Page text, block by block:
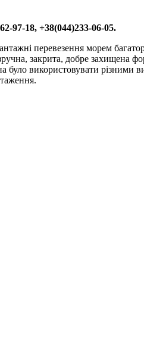
97-18, +38(044)233-06-05.
перевезення морем
закрита, добре захищена
було використовувати різними